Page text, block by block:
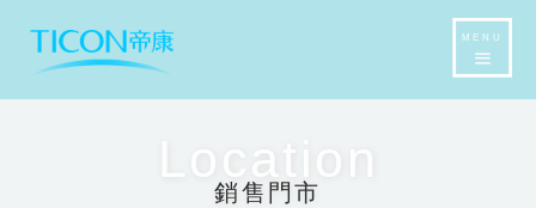
MENU
Location
銷售門市